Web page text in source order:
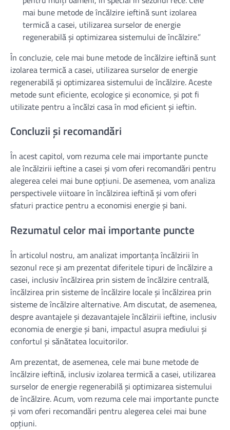
mai bune metode de încălzire ieftină sunt izolarea
termică a casei, utilizarea surselor de energie
regenerabilă și optimizarea sistemului de încălzire.”
În concluzie, cele mai bune metode de încălzire ieftină sunt
izolarea termică a casei, utilizarea surselor de energie
regenerabilă și optimizarea sistemului de încălzire. Aceste
metode sunt eficiente, ecologice și economice, și pot fi
utilizate pentru a încălzi casa în mod eficient și ieftin.
Concluzii și recomandări
În acest capitol, vom rezuma cele mai importante puncte
ale încălzirii ieftine a casei și vom oferi recomandări pentru
alegerea celei mai bune opțiuni. De asemenea, vom analiza
perspectivele viitoare în încălzirea ieftină și vom oferi
sfaturi practice pentru a economisi energie și bani.
Rezumatul celor mai importante puncte
În articolul nostru, am analizat importanța încălzirii în
sezonul rece și am prezentat diferitele tipuri de încălzire a
casei, inclusiv încălzirea prin sistem de încălzire centrală,
încălzirea prin sisteme de încălzire locale și încălzirea prin
sisteme de încălzire alternative. Am discutat, de asemenea,
despre avantajele și dezavantajele încălzirii ieftine, inclusiv
economia de energie și bani, impactul asupra mediului și
confortul și sănătatea locuitorilor.
Am prezentat, de asemenea, cele mai bune metode de
încălzire ieftină, inclusiv izolarea termică a casei, utilizarea
surselor de energie regenerabilă și optimizarea sistemului
de încălzire. Acum, vom rezuma cele mai importante puncte
și vom oferi recomandări pentru alegerea celei mai bune
opțiuni.